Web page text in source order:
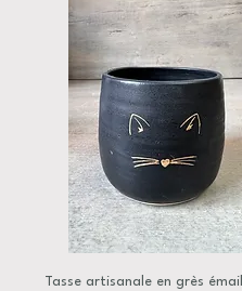
Tasse artisanale en grès